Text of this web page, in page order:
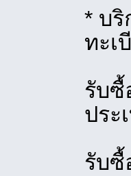
* บริ
ทะเ
รับซื้
ประ
รับซื้